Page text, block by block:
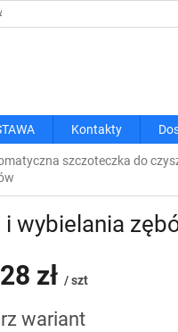
I METODY PŁATNOŚCI
Kontakty
szczoteczka do
wybielania
zł / szt
wariant